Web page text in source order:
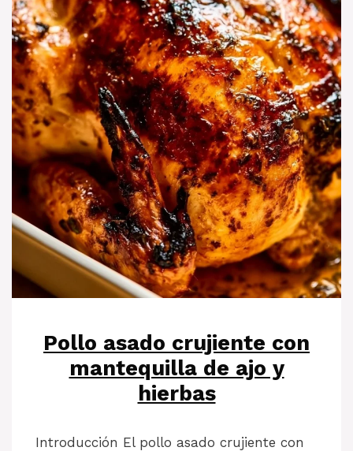
Pollo asado crujiente con
mantequilla de ajo y
hierbas
Introducción El pollo asado crujiente con